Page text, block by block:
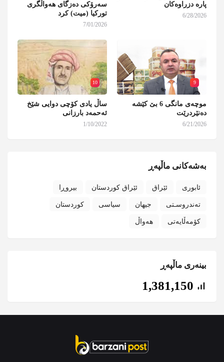
پارە دزراوەکان
6/28/2026
سەرۆکی دەزگای هەواڵگری
تورکیا (میت) کرد
7/01/2026
9
موچەی مانگی 6 بێ کێشە
دەنێردرێت
6/21/2026
10
ساڵ یادی کۆچی دوایی شێخ
ئەحمەد بارزانی
1/10/2022
بەشەکانی ماڵپەڕ
ئابوری ئێراق ئێراق کوردستان بیروڕا
تەندروسـتی جیهان سیاسی کوردستان
کۆمەڵایەتی هەواڵ
بینەری ماڵپەڕ
1,381,150